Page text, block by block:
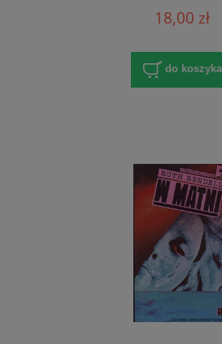
18,00 zł
do koszyka